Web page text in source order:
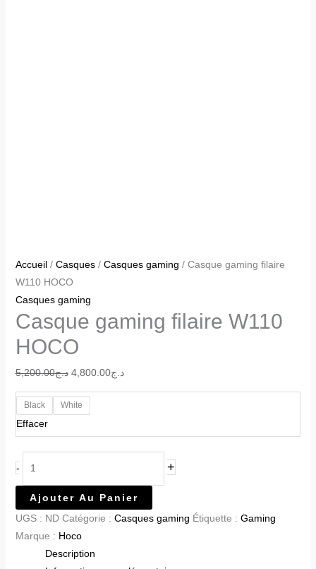
Accueil/ Casques/ Casques gaming / Casque gaming filaire
W110 HOCO
Casques gaming
Casque gaming filaire W110
HOCO
د.ج5,200.00 د.ج4,800.00
Black White
Effacer
- +
Ajouter Au Panier
UGS : ND Catégorie : Casques gaming Étiquette : Gaming
Marque : Hoco
Description